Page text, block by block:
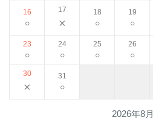
2026年8月
16
○
17
×
18
○
19
○
23
○
24
○
25
○
26
○
30
×
31
○